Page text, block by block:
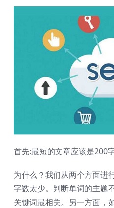
首先:最短的文章应该是200字
为什么？我们从两个方面进
字数太少。判断单词的主题
关键词最相关。另一方面，